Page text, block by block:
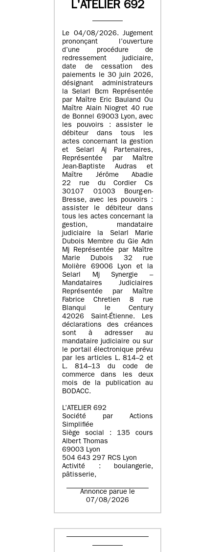
L'ATELIER 692
Le 04/08/2026. Jugement
prononçant l’ouverture
d’une procédure de
redressement judiciaire,
date de cessation des
paiements le 30 juin 2026,
désignant administrateurs
la Selarl Bcm Représentée
par Maître Eric Bauland Ou
Maître Alain Niogret 40 rue
de Bonnel 69003 Lyon, avec
les pouvoirs : assister le
débiteur dans tous les
actes concernant la gestion
et Selarl Aj Partenaires,
Représentée par Maître
Jean-Baptiste Audras et
Maître Jérôme Abadie
22 rue du Cordier Cs
30107 01003 Bourg-en-
Bresse, avec les pouvoirs :
assister le débiteur dans
tous les actes concernant la
gestion, mandataire
judiciaire la Selarl Marie
Dubois Membre du Gie Adn
Mj Représentée par Maître
Marie Dubois 32 rue
Molière 69006 Lyon et la
Selarl Mj Synergie –
Mandataires Judiciaires
Représentée par Maître
Fabrice Chretien 8 rue
Blanqui le Century
42026 Saint-Étienne. Les
déclarations des créances
sont à adresser au
mandataire judiciaire ou sur
le portail électronique prévu
par les articles L. 814–2 et
L. 814–13 du code de
commerce dans les deux
mois de la publication au
BODACC.
L’ATELIER 692
Société par Actions
Simplifiée
Siège social : 135 cours
Albert Thomas
69003 Lyon
504 643 297 RCS Lyon
Activité : boulangerie,
pâtisserie,
Annonce parue le
07/08/2026